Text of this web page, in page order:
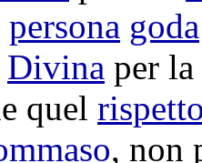
persona goda
Divina per la
quel
, non